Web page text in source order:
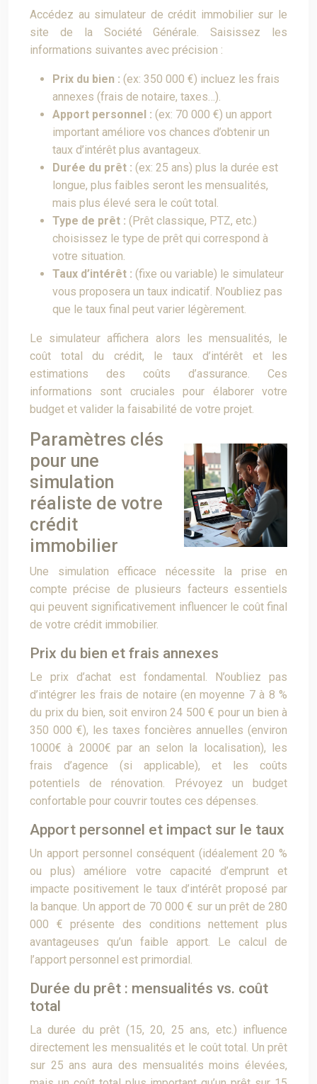
Accédez au simulateur de crédit immobilier sur le
site de la Société Générale. Saisissez les
informations suivantes avec précision :
Prix du bien : (ex: 350 000 €) incluez les frais
annexes (frais de notaire, taxes…).
Apport personnel : (ex: 70 000 €) un apport
important améliore vos chances d’obtenir un
taux d’intérêt plus avantageux.
Durée du prêt : (ex: 25 ans) plus la durée est
longue, plus faibles seront les mensualités,
mais plus élevé sera le coût total.
Type de prêt : (Prêt classique, PTZ, etc.)
choisissez le type de prêt qui correspond à
votre situation.
Taux d’intérêt : (fixe ou variable) le simulateur
vous proposera un taux indicatif. N’oubliez pas
que le taux final peut varier légèrement.
Le simulateur affichera alors les mensualités, le
coût total du crédit, le taux d’intérêt et les
estimations des coûts d’assurance. Ces
informations sont cruciales pour élaborer votre
budget et valider la faisabilité de votre projet.
Paramètres clés
pour une
simulation
réaliste de votre
crédit
immobilier
Une simulation efficace nécessite la prise en
compte précise de plusieurs facteurs essentiels
qui peuvent significativement influencer le coût final
de votre crédit immobilier.
Prix du bien et frais annexes
Le prix d’achat est fondamental. N’oubliez pas
d’intégrer les frais de notaire (en moyenne 7 à 8 %
du prix du bien, soit environ 24 500 € pour un bien à
350 000 €), les taxes foncières annuelles (environ
1000€ à 2000€ par an selon la localisation), les
frais d’agence (si applicable), et les coûts
potentiels de rénovation. Prévoyez un budget
confortable pour couvrir toutes ces dépenses.
Apport personnel et impact sur le taux
Un apport personnel conséquent (idéalement 20 %
ou plus) améliore votre capacité d’emprunt et
impacte positivement le taux d’intérêt proposé par
la banque. Un apport de 70 000 € sur un prêt de 280
000 € présente des conditions nettement plus
avantageuses qu’un faible apport. Le calcul de
l’apport personnel est primordial.
Durée du prêt : mensualités vs. coût
total
La durée du prêt (15, 20, 25 ans, etc.) influence
directement les mensualités et le coût total. Un prêt
sur 25 ans aura des mensualités moins élevées,